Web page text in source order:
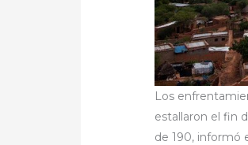
Los
estallaron el fin
de 190, informó